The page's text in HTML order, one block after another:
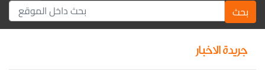
بحث
جريدة الاخبار